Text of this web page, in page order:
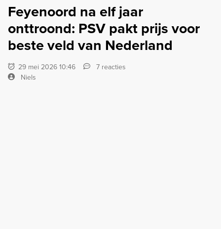
Feyenoord na elf jaar
onttroond: PSV pakt prijs voor
beste veld van Nederland
29 mei 2026 10:46
7 reacties
Niels